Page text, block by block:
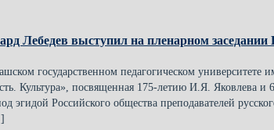
Лебедев выступил на пленарном
государственном педагогическом
Культура», посвященная 175-летию И.Я. Яковлева
эгидой Российского общества преподавателей